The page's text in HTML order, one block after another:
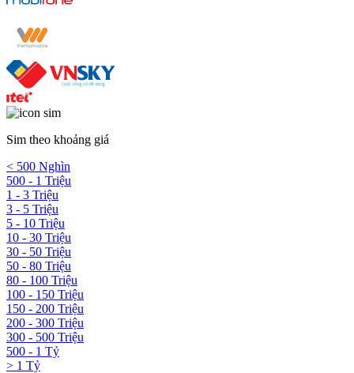
Sim theo khoảng giá
< 500 Nghìn
500 - 1 Triệu
1 - 3 Triệu
3 - 5 Triệu
5 - 10 Triệu
10 - 30 Triệu
30 - 50 Triệu
50 - 80 Triệu
80 - 100 Triệu
100 - 150 Triệu
150 - 200 Triệu
200 - 300 Triệu
300 - 500 Triệu
500 - 1 Tỷ
> 1 Tỷ